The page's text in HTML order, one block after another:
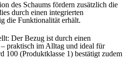
des Schaums fördern zusätzlich die
durch einen integrierten
die Funktionalität erhält.
Der Bezug ist durch einen
praktisch im Alltag und ideal für
(Produktklasse 1) bestätigt zudem